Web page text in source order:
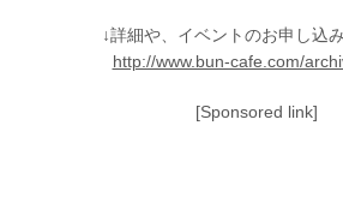
↓詳細や、イベントのお申し込
http://www.bun-cafe.com/
[Sponsored link]